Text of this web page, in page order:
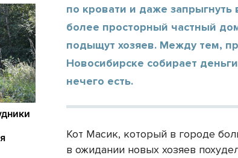
по кровати и даже запрыгнуть
более просторный частный
подыщут хозяев. Между тем,
Новосибирске собирает
нечего есть.
Кот Масик, который в городе
в ожидании новых хозяев